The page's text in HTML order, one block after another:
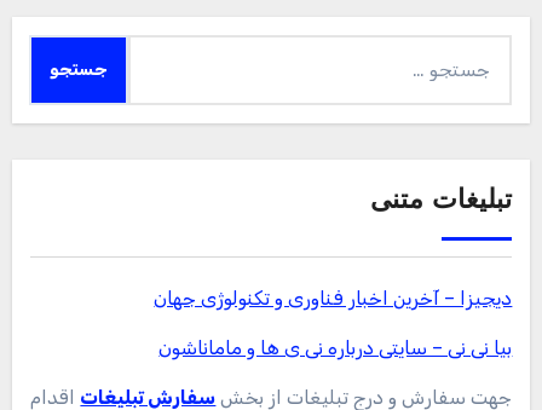
برای:
تبلیغات متنی
دیجیزا – آخرین اخبار فناوری و تکنولوژی جهان
بیا نی نی – سایتی درباره نی ی ها و ماماناشون
جهت سفارش و درج تبلیغات از بخش سفارش تبلیغات اقدام